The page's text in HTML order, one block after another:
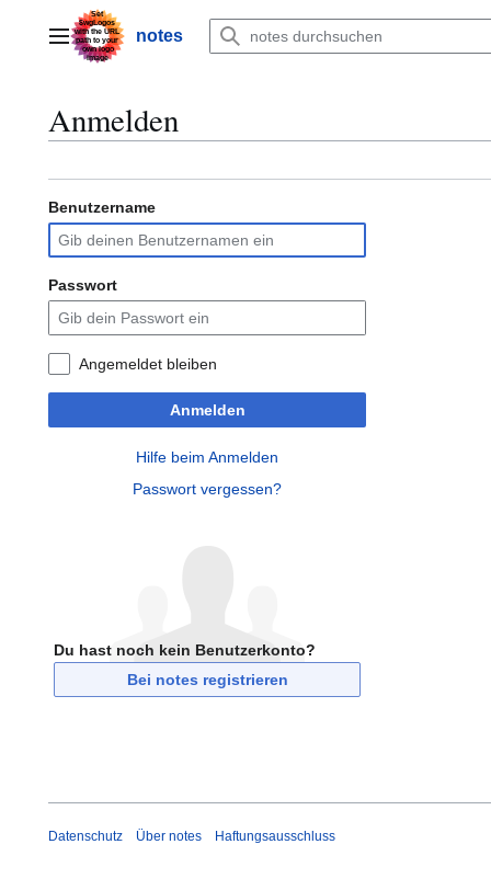
springenHauptmenünotes
Anmelden
Benutzername
Passwort
Angemeldet bleiben
Anmelden
Hilfe beim Anmelden
Passwort vergessen?
Du hast noch kein Benutzerkonto?
Bei notes registrieren
Datenschutz Über notes Haftungsausschluss